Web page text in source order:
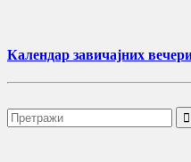
Календар завичајних